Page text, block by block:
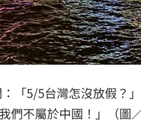
氣 12:00
！ 10:30
「5/5台灣怎沒放假？
們不屬於中國！」（圖